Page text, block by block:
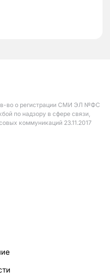
во о регистрации СМИ ЭЛ №ФС
по надзору в сфере связи,
коммуникаций 23.11.2017